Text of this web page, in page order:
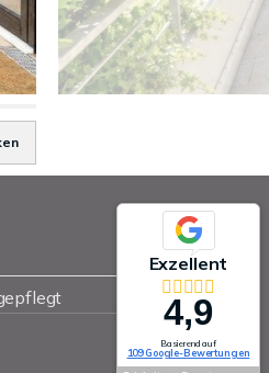
Exzellent
4,9
Basierend auf
109 Google-Bewertungen